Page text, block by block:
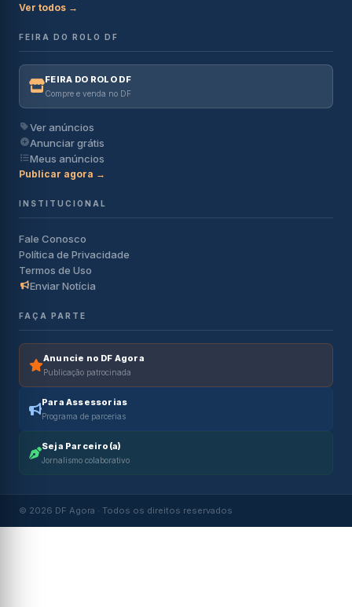
Ver todos →
FEIRA DO ROLO DF
FEIRA DO ROLO DF
Compre e venda no DF
Ver anúncios
Anunciar grátis
Meus anúncios
Publicar agora →
INSTITUCIONAL
Fale Conosco
Política de Privacidade
Termos de Uso
Enviar Notícia
FAÇA PARTE
Anuncie no DF Agora
Publicação patrocinada
Para Assessorias
Programa de parcerias
Seja Parceiro(a)
Jornalismo colaborativo
© 2026 DF Agora · Todos os direitos reservados